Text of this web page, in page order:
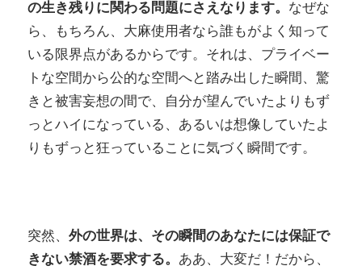
の生き残りに関わる問題にさえなります。 なぜな
ら、もちろん、大麻使用者なら誰もがよく知って
いる限界点があるからです。それは、プライベー
トな空間から公的な空間へと踏み出した瞬間、驚
きと被害妄想の間で、自分が望んでいたよりもず
っとハイになっている、あるいは想像していたよ
りもずっと狂っていることに気づく瞬間です。
突然、 外の世界は、その瞬間のあなたには保証で
きない禁酒を要求する。 ああ、大変だ！だから、